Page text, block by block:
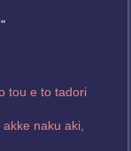
tou e to tadori
naku aki,